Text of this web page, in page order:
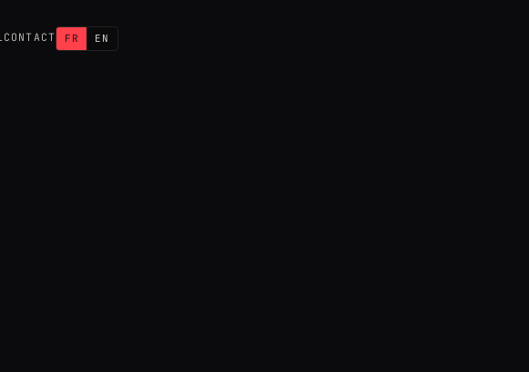
CONTACT FR EN